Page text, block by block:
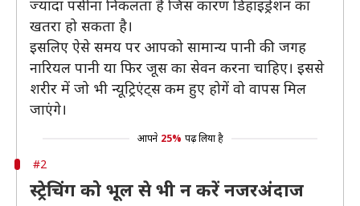
ज्यादा पसीना निकलता है जिस कारण डिहाइड्रेशन का
खतरा हो सकता है।
इसलिए ऐसे समय पर आपको सामान्य पानी की जगह
नारियल पानी या फिर जूस का सेवन करना चाहिए। इससे
शरीर में जो भी न्यूट्रिएंट्स कम हुए होगें वो वापस मिल
जाएंगे।
आपने 25% पढ़ लिया है
#2
स्ट्रेचिंग को भूल से भी न करें नजरअंदाज